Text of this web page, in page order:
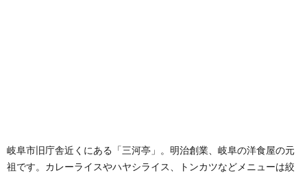
岐阜市旧庁舎近くにある「三河亭」。明治創業、岐阜の洋食屋の元
祖です。カレーライスやハヤシライス、トンカツなどメニューは絞